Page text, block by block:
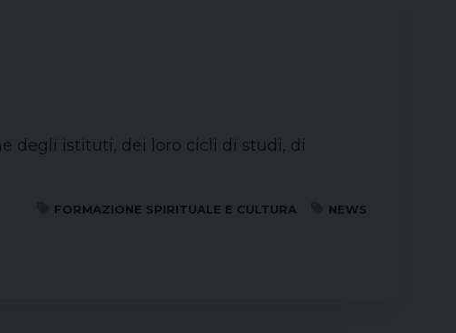
degli istituti, dei loro cicli di studi, di
FORMAZIONE SPIRITUALE E CULTURA
NEWS